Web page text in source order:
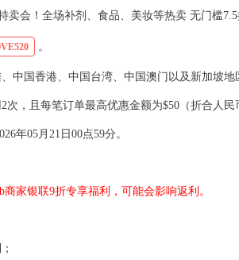
卖会！全场补剂、食品、美妆等热卖 无门槛7.5
。
中国香港、中国台湾、中国澳门以及新加坡地
次，且每笔订单最高优惠金额为$50（折合人民
年05月21日00点59分。
家银联9折专享福利，可能会影响返利。